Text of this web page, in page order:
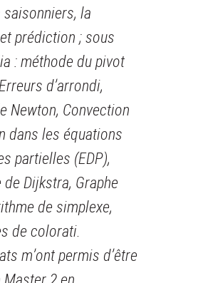
la
prédiction ; sous
: méthode du pivot
d’arrondi,
Newton, Convection
dans les équations
partielles (EDP),
Dijkstra, Graphe
de simplexe,
de colorati.
m’ont permis d’être